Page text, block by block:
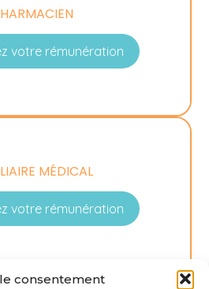
consentement
votre rémunération
MÉDICAL
votre rémunération